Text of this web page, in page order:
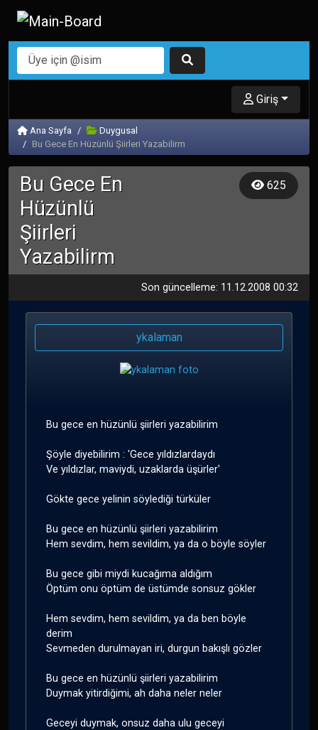
Giriş
Ana Sayfa
Duygusal
Bu Gece En Hüzünlü Şiirleri Yazabilirm
Bu Gece En
Hüzünlü
Şiirleri
Yazabilirm
625
Son güncelleme: 11.12.2008 00:32
ykalaman
Bu gece en hüzünlü şiirleri yazabilirim
Şöyle diyebilirim : 'Gece yıldızlardaydı
Ve yıldızlar, maviydi, uzaklarda üşürler'
Gökte gece yelinin söylediği türküler
Bu gece en hüzünlü şiirleri yazabilirim
Hem sevdim, hem sevildim, ya da o böyle söyler
Bu gece gibi miydi kucağıma aldığım
Öptüm onu öptüm de üstümde sonsuz gökler
Hem sevdim, hem sevildim, ya da ben böyle
derim
Sevmeden durulmayan iri, durgun bakışlı gözler
Bu gece en hüzünlü şiirleri yazabilirim
Duymak yitirdiğimi, ah daha neler neler
Geceyi duymak, onsuz daha ulu geceyi